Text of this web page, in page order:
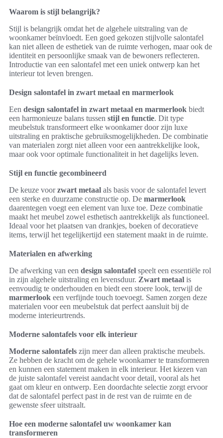
Waarom is stijl belangrijk?
Stijl is belangrijk omdat het de algehele uitstraling van de
woonkamer beïnvloedt. Een goed gekozen stijlvolle salontafel
kan niet alleen de esthetiek van de ruimte verhogen, maar ook de
identiteit en persoonlijke smaak van de bewoners reflecteren.
Introductie van een salontafel met een uniek ontwerp kan het
interieur tot leven brengen.
Design salontafel in zwart metaal en marmerlook
Een design salontafel in zwart metaal en marmerlook biedt
een harmonieuze balans tussen stijl en functie. Dit type
meubelstuk transformeert elke woonkamer door zijn luxe
uitstraling en praktische gebruiksmogelijkheden. De combinatie
van materialen zorgt niet alleen voor een aantrekkelijke look,
maar ook voor optimale functionaliteit in het dagelijks leven.
Stijl en functie gecombineerd
De keuze voorzwart metaal als basis voor de salontafel levert
een sterke en duurzame constructie op. De marmerlook
daarentegen voegt een element van luxe toe. Deze combinatie
maakt het meubel zowel esthetisch aantrekkelijk als functioneel.
Ideaal voor het plaatsen van drankjes, boeken of decoratieve
items, terwijl het tegelijkertijd een statement maakt in de ruimte.
Materialen en afwerking
De afwerking van een design salontafel speelt een essentiële rol
in zijn algehele uitstraling en levensduur. Zwart metaal is
eenvoudig te onderhouden en biedt een stoere look, terwijl de
marmerlook een verfijnde touch toevoegt. Samen zorgen deze
materialen voor een meubelstuk dat perfect aansluit bij de
moderne interieurtrends.
Moderne salontafels voor elk interieur
Moderne salontafels zijn meer dan alleen praktische meubels.
Ze hebben de kracht om de gehele woonkamer te transformeren
en kunnen een statement maken in elk interieur. Het kiezen van
de juiste salontafel vereist aandacht voor detail, vooral als het
gaat om kleur en ontwerp. Een doordachte selectie zorgt ervoor
dat de salontafel perfect past in de rest van de ruimte en de
gewenste sfeer uitstraalt.
Hoe een moderne salontafel uw woonkamer kan
transformeren